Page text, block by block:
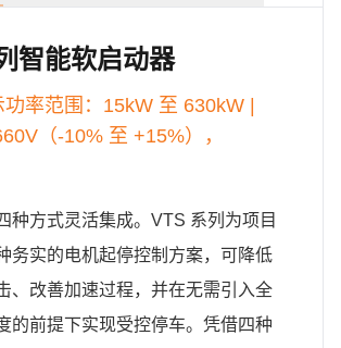
智能软启动器
率范围：15kW 至 630kW |
（-10% 至 +15%），
种方式灵活集成。VTS 系列为项目
务实的电机起停控制方案，可降低
、改善加速过程，并在无需引入全
的前提下实现受控停车。凭借四种